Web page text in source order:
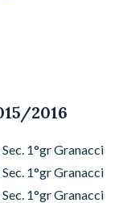
2016
1°gr Granacci
1°gr Granacci
1°gr Granacci